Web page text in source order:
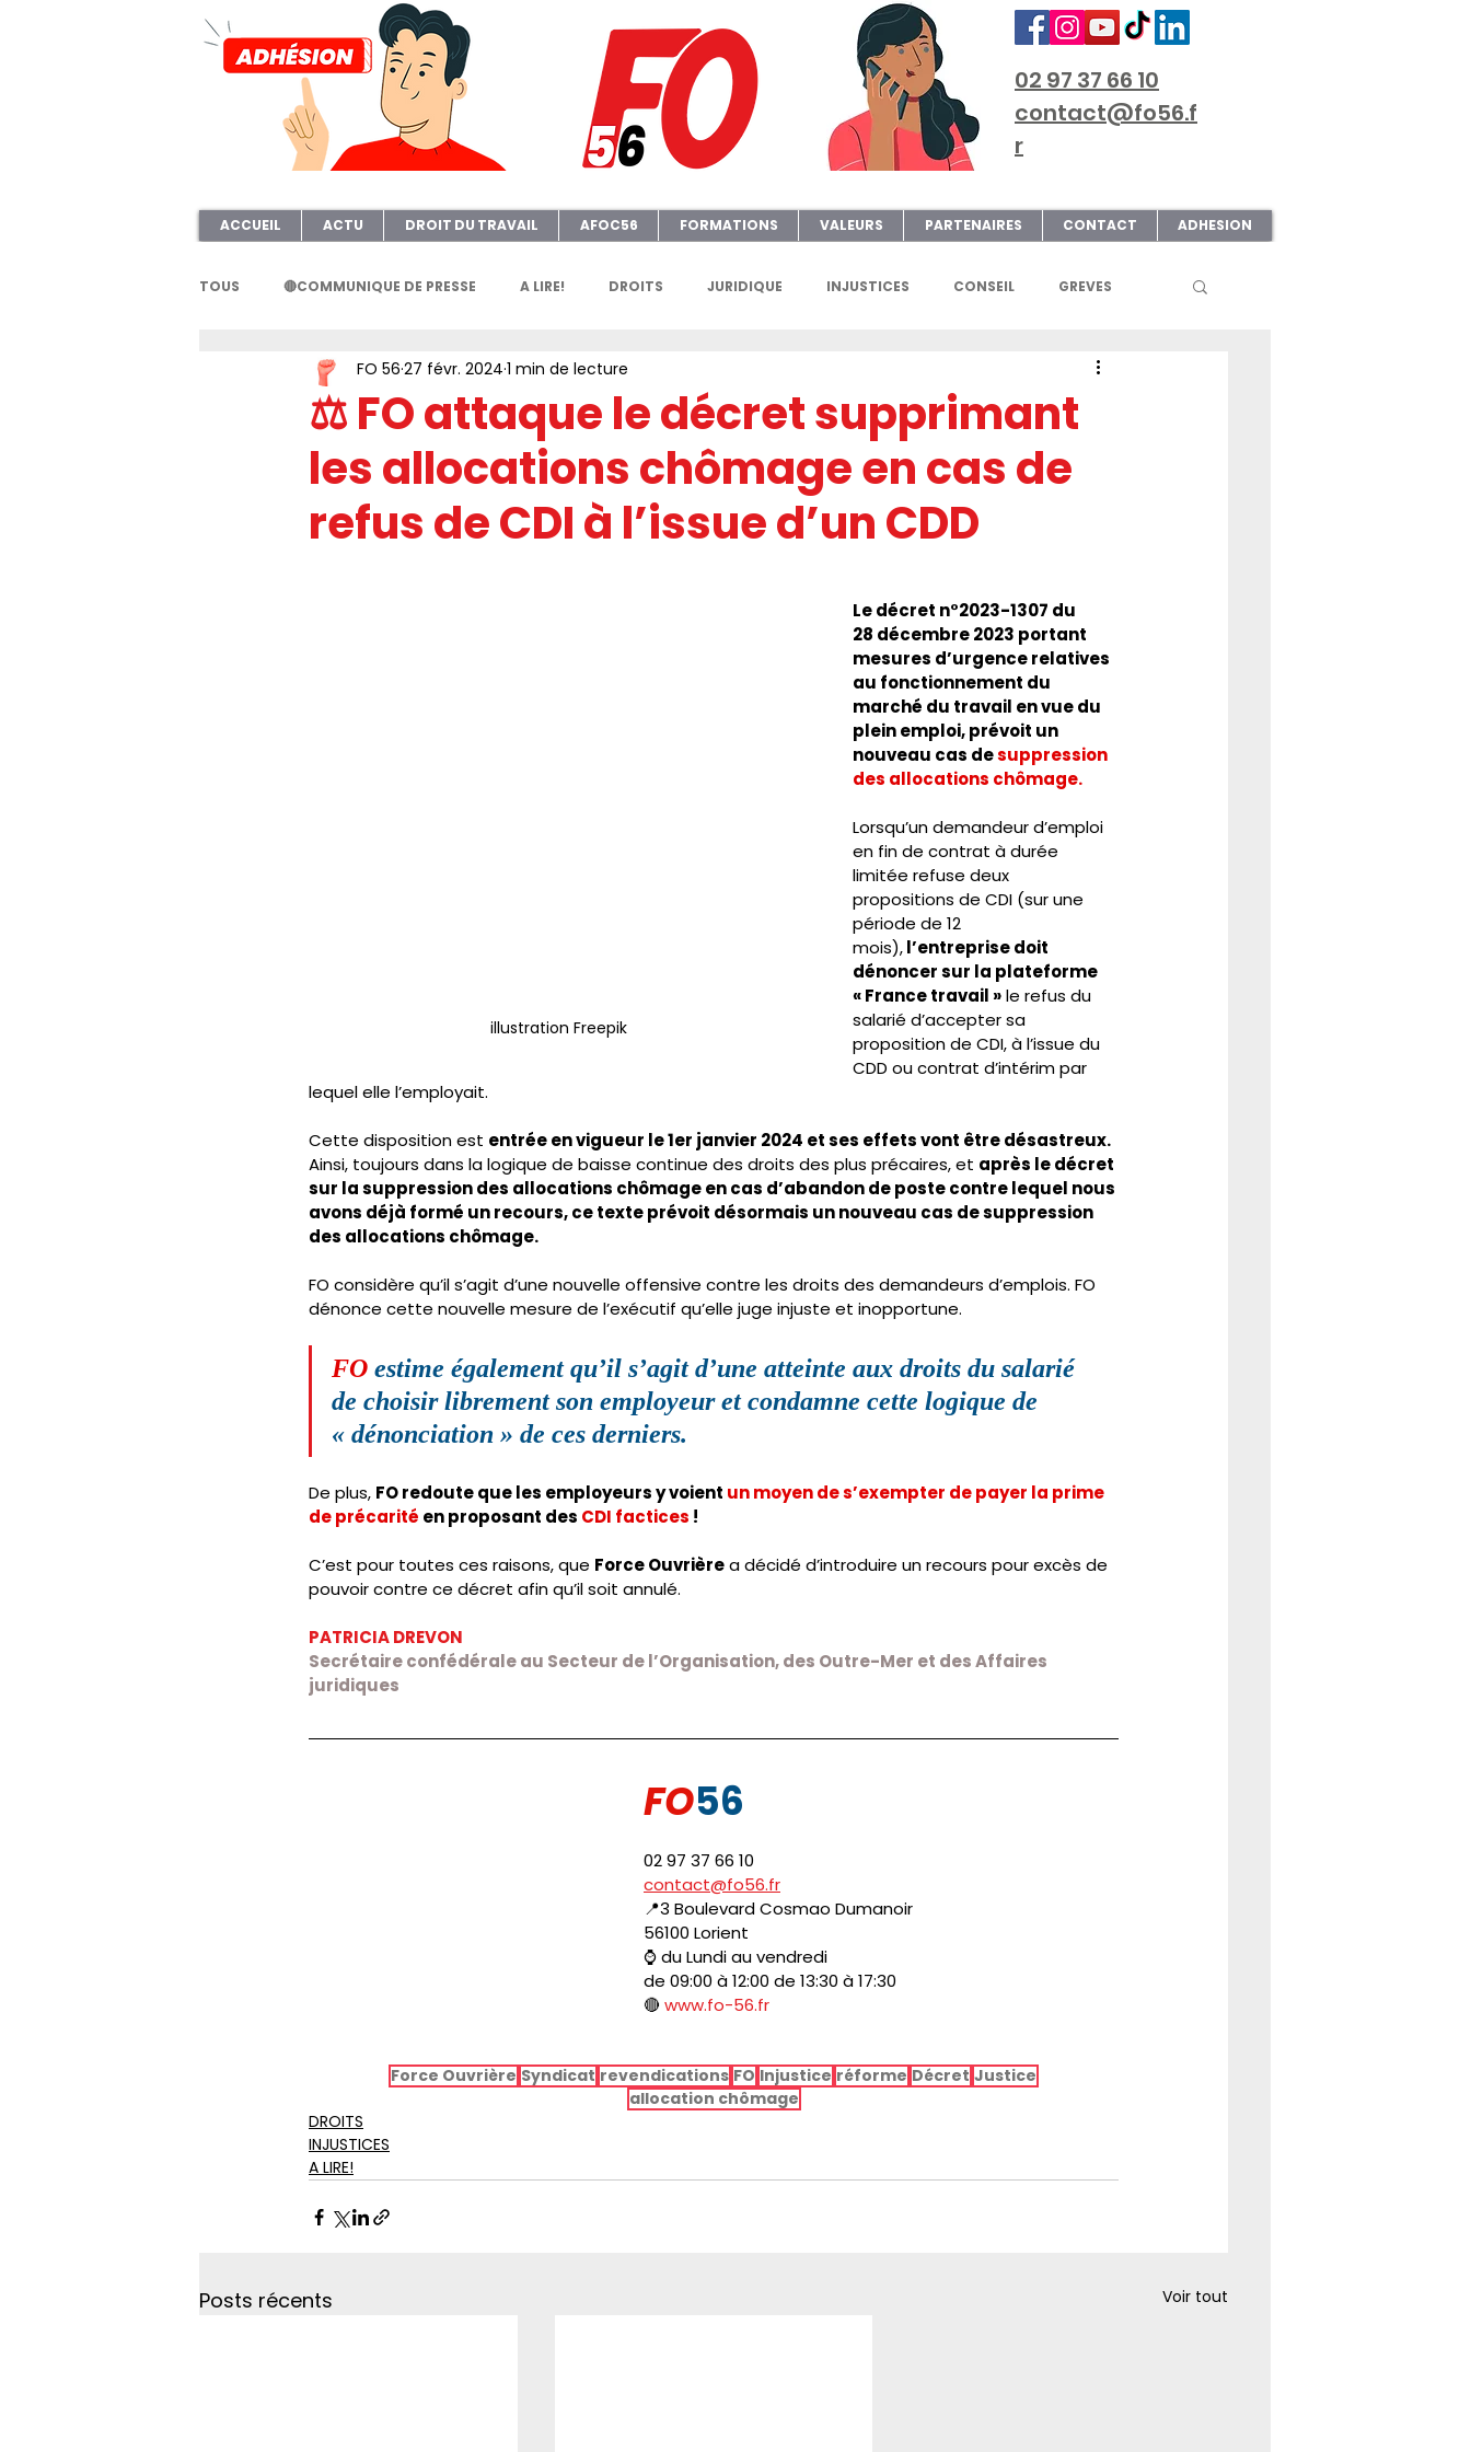
02 97 37 66 10
contact@fo56.f
r
ACCUEIL ACTU DROIT DU TRAVAIL AFOC56 FORMATIONS VALEURS PARTENAIRES CONTACT ADHESION
TOUS 🔴COMMUNIQUE DE PRESSE A LIRE! DROITS JURIDIQUE INJUSTICES CONSEIL GREVES
FORMATION AFOC56 AGENDA FGTAFO ART & CULTURE
ELECTION TPE Questionnaire AFOC Sondage Dates Formations Syndicales ELECTIONS
⚖ FO attaque le décret supprimant
les allocations chômage en cas de
refus de CDI à l’issue d’un CDD
FO 56 27 févr. 2024 1 min de lecture
illustration Freepik
Le décret n°2023-1307 du
28 décembre 2023 portant
mesures d’urgence relatives
au fonctionnement du
marché du travail en vue du
plein emploi, prévoit un
nouveau cas de suppression
des allocations chômage.
Lorsqu’un demandeur d’emploi
en fin de contrat à durée
limitée refuse deux
propositions de CDI (sur une
période de 12
mois), l’entreprise doit
dénoncer sur la plateforme
« France travail » le refus du
salarié d’accepter sa
proposition de CDI, à l’issue du
CDD ou contrat d’intérim par
lequel elle l’employait.
Cette disposition est entrée en vigueur le 1er janvier 2024 et ses effets vont être désastreux.
Ainsi, toujours dans la logique de baisse continue des droits des plus précaires, et après le décret
sur la suppression des allocations chômage en cas d’abandon de poste contre lequel nous
avons déjà formé un recours, ce texte prévoit désormais un nouveau cas de suppression
des allocations chômage.
FO considère qu’il s’agit d’une nouvelle offensive contre les droits des demandeurs d’emplois. FO
dénonce cette nouvelle mesure de l’exécutif qu’elle juge injuste et inopportune.
FO estime également qu’il s’agit d’une atteinte aux droits du salarié
de choisir librement son employeur et condamne cette logique de
« dénonciation » de ces derniers.
De plus, FO redoute que les employeurs y voient un moyen de s’exempter de payer la prime
de précarité en proposant des CDI factices !
C’est pour toutes ces raisons, que Force Ouvrière a décidé d’introduire un recours pour excès de
pouvoir contre ce décret afin qu’il soit annulé.
PATRICIA DREVON
Secrétaire confédérale au Secteur de l’Organisation, des Outre-Mer et des Affaires
juridiques
FO56
02 97 37 66 10
contact@fo56.fr
📍3 Boulevard Cosmao Dumanoir
56100 Lorient
⌚ du Lundi au vendredi
de 09:00 à 12:00 de 13:30 à 17:30
🔴 www.fo-56.fr
Force Ouvrière Syndicat revendications FO Injustice réforme Décret Justice
allocation chômage
DROITS
INJUSTICES
A LIRE!
Posts récents Voir tout